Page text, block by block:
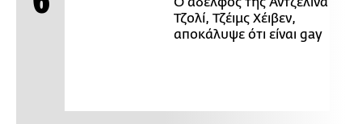
Τζολί, Τζέιμς Χέιβεν,
αποκάλυψε ότι είναι gay